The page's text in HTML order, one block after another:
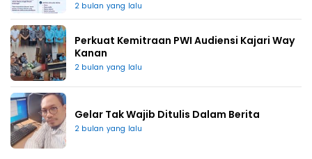
2 bulan yang lalu
Perkuat Kemitraan PWI Audiensi Kajari Way
Kanan
2 bulan yang lalu
Gelar Tak Wajib Ditulis Dalam Berita
2 bulan yang lalu